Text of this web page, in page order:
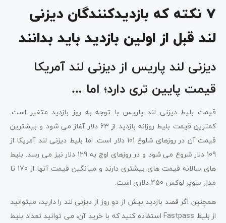
7 نکته که بازدیدکنندگان دیزنی
لند قبل از اولین بازدید باید بدانند
دیزنی لند پاریس از دیزنی لند آمریکا
قیمت پایین تری دارد؛ اما …
قیمت بلیط دیزنی لند پاریس با توجه به روز بازدید متغیر است.
کمترین قیمت بلیط روزانه بازدید از 63 دلار آغاز می شود و بیشترین
قیمت آن در روزهای شلوغ 101 دلار است. اما بلیط دیزنی لند آمریکا از
109 دلار شروع می شود و در روزهای اوج به 129 دلار نیز می رسد. بلیط
های سالانه قیمت های بیشتری دارند و میانگین قیمت آنها از 170 تا
مدل سوپر لوکس 450 دلاری است.
همچنین اگر قصد بازدید بیش از دو روز از دیزنی لند را دارید، میتوانید
از بلیط Fastpass استفاده کنید که با خرید آن، می توانید تعداد بلیط